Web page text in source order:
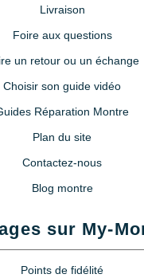
Livraison
Foire aux questions
un retour ou un échange
Choisir son guide vidéo
Réparation Montre
Plan du site
Contactez-nous
Blog montre
sur My-
Points de fidélité